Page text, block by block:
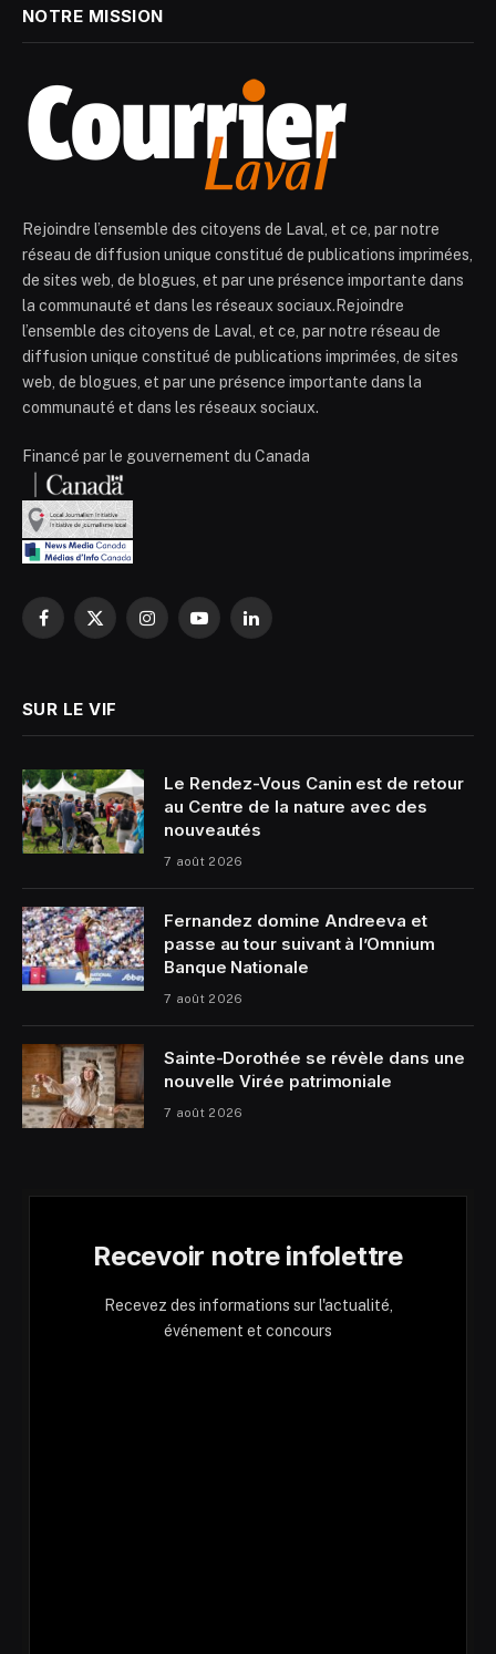
NOTRE MISSION
Rejoindre l’ensemble des citoyens de Laval, et ce, par notre
réseau de diffusion unique constitué de publications imprimées,
de sites web, de blogues, et par une présence importante dans
la communauté et dans les réseaux sociaux.Rejoindre
l’ensemble des citoyens de Laval, et ce, par notre réseau de
diffusion unique constitué de publications imprimées, de sites
web, de blogues, et par une présence importante dans la
communauté et dans les réseaux sociaux.
Financé par le gouvernement du Canada
Facebook
X
InstagramYouTubeLinkedIn
SUR LE VIF
Le Rendez-Vous Canin est de retour
au Centre de la nature avec des
nouveautés
7 août 2026
Fernandez domine Andreeva et
passe au tour suivant à l’Omnium
Banque Nationale
7 août 2026
Sainte-Dorothée se révèle dans une
nouvelle Virée patrimoniale
7 août 2026
Recevoir notre infolettre
Recevez des informations sur l'actualité,
événement et concours